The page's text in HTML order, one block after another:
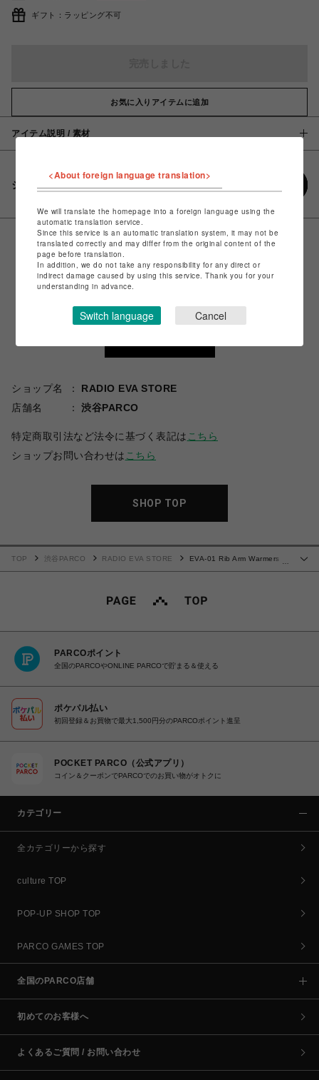
ギフト：ラッピング不可
お気に入りアイテムに追加
アイテム説明 / 素材
シェアする
ショップ名
RADIO EVA STORE
店舗名
渋谷PARCO
特定商取引法など法令に基づく表記は こちら
ショップお問い合わせは こちら
SHOP TOP
TOP 渋谷PARCO RADIO EVA STORE
EVA-01 Rib Arm Warmers
PARCOポイント
全国のPARCOやONLINE PARCOで貯まる＆使える
ポケパル払い
初回登録＆お買物で最大1,500円分のPARCOポイント進呈
POCKET PARCO（公式アプリ）
コイン＆クーポンでPARCOでのお買い物がオトクに
カテゴリー
全カテゴリーから探す
culture TOP
POP-UP SHOP TOP
PARCO GAMES TOP
全国のPARCO店舗
初めてのお客様へ
よくあるご質問 / お問い合わせ
<About foreign language translation>
We will translate the homepage into a foreign language using the
automatic translation service.
Since this service is an automatic translation system, it may not be
translated correctly and may differ from the original content of the
page before translation.
In addition, we do not take any responsibility for any direct or
indirect damage caused by using this service. Thank you for your
understanding in advance.
Switch language Cancel